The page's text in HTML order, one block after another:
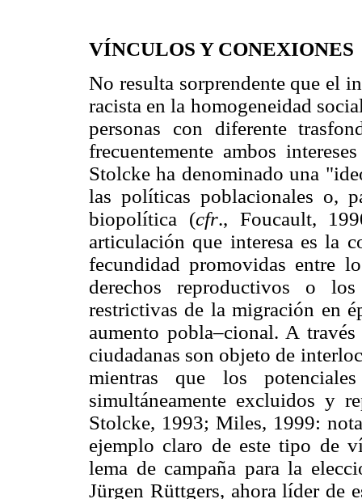
VÍNCULOS Y CONEXIONES
No resulta sorprendente que el
racista en la homogeneidad
personas con diferente
frecuentemente ambos
Stolcke ha denominado una
las políticas poblacionales o,
biopolítica (cfr., Foucault,
articulación que interesa es la
fecundidad promovidas entre
derechos reproductivos o
restrictivas de la migración en
aumento pobla–cional. A
ciudadanas son objeto de
mientras que los
simultáneamente excluidos y
Stolcke, 1993; Miles, 1999:
ejemplo claro de este tipo de
lema de campaña para la
Jürgen Rüttgers, ahora líder de